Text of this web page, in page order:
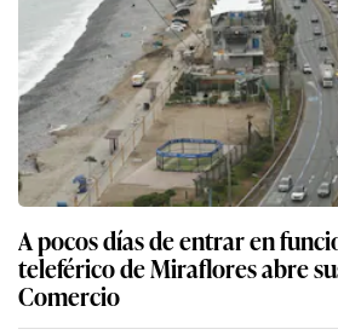
A pocos días de entrar en
teleférico de Miraflores abre
Comercio